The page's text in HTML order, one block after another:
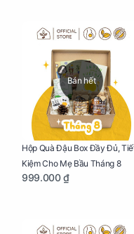
Bán hết
Hộp Quà Đậu Box Đầy Đủ,
Kiệm Cho Mẹ Bầu Tháng 8
999.000 ₫